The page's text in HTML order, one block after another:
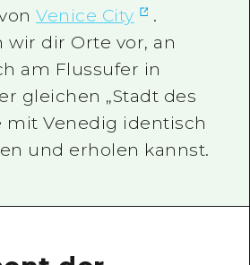
Venice City
.
wir dir Orte vor, an
am Flussufer in
gleichen „Stadt des
mit Venedig identisch
und erholen kannst.